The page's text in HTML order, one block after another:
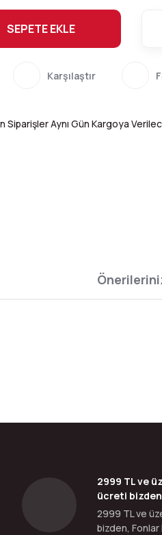
SEPETE EKLE
Karşılaştır
Siparişler Aynı Gün Kargoya
2999 TL ve
ücreti
2999 TL ve
bizden, Fonlar